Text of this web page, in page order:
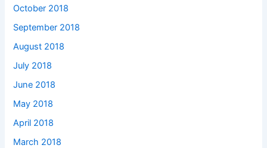
October 2018
September 2018
August 2018
July 2018
June 2018
May 2018
April 2018
March 2018